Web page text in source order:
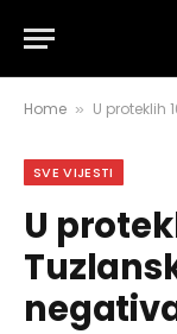
Home » U proteklih
SVE VIJESTI
U